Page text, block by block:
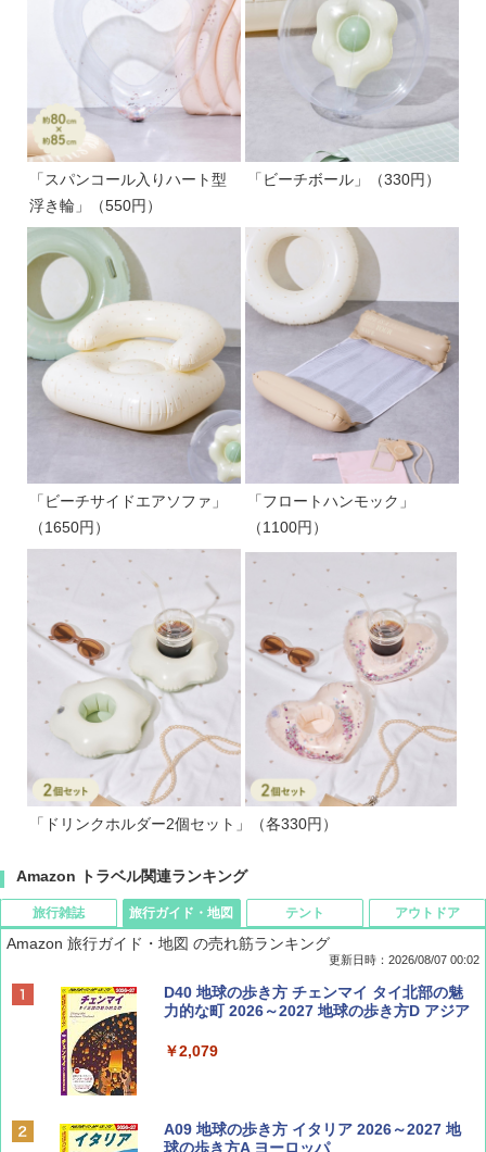
「スパンコール入りハート型
浮き輪」（550円）
「ビーチボール」（330円）
「ビーチサイドエアソファ」
（1650円）
「フロートハンモック」
（1100円）
「ドリンクホルダー2個セット」（各330円）
Amazon トラベル関連ランキング
旅行雑誌
ディズニーファン ２０２６年 ９月号 [雑
誌] (ＤＩＳＮＥＹ ＦＡＮ)
￥713
BE-PAL(ビ-パル) 2026年 9 月号【特別付録:
SOTO ミニマル"旅"財布 ランダム2種】
旅行ガイド・地図
Amazon 旅行ガイド・地図 の売れ筋ランキング
更新日時：2026/08/07 00:02
D40 地球の歩き方 チェンマイ タイ北部の魅
力的な町 2026～2027 地球の歩き方D アジア
￥2,079
A09 地球の歩き方 イタリア 2026～2027 地
球の歩き方A ヨーロッパ
テント アウトドア